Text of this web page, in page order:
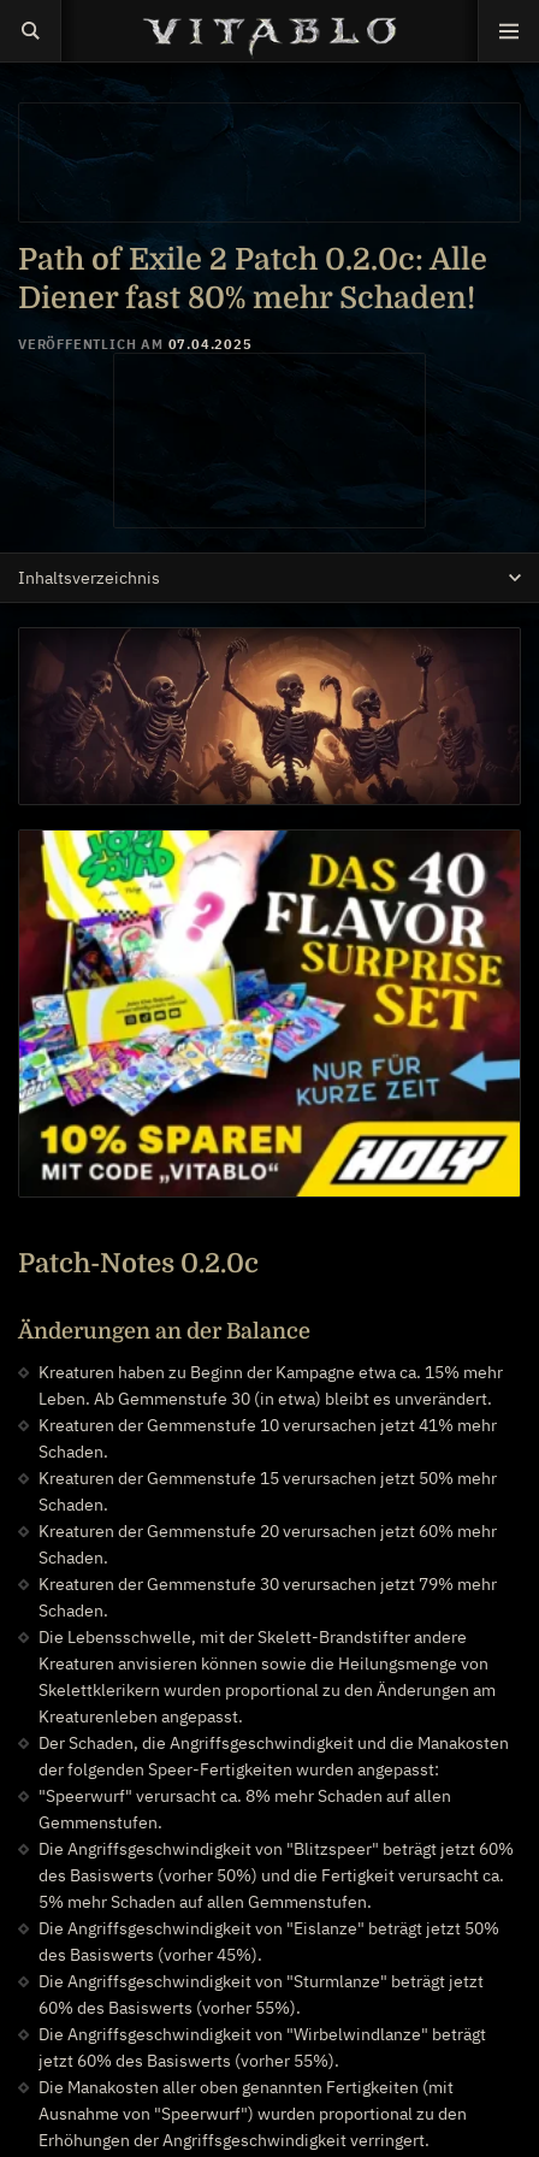
Path of Exile 2 Patch 0.2.0c: Alle
Diener fast 80% mehr Schaden!
VERÖFFENTLICH AM 07.04.2025
Patch-Notes 0.2.0c
Änderungen an der Balance
Kreaturen haben zu Beginn der Kampagne etwa ca. 15% mehr
Leben. Ab Gemmenstufe 30 (in etwa) bleibt es unverändert.
Kreaturen der Gemmenstufe 10 verursachen jetzt 41% mehr
Schaden.
Kreaturen der Gemmenstufe 15 verursachen jetzt 50% mehr
Schaden.
Kreaturen der Gemmenstufe 20 verursachen jetzt 60% mehr
Schaden.
Kreaturen der Gemmenstufe 30 verursachen jetzt 79% mehr
Schaden.
Die Lebensschwelle, mit der Skelett-Brandstifter andere
Kreaturen anvisieren können sowie die Heilungsmenge von
Skelettklerikern wurden proportional zu den Änderungen am
Kreaturenleben angepasst.
Der Schaden, die Angriffsgeschwindigkeit und die Manakosten
der folgenden Speer-Fertigkeiten wurden angepasst:
"Speerwurf" verursacht ca. 8% mehr Schaden auf allen
Gemmenstufen.
Die Angriffsgeschwindigkeit von "Blitzspeer" beträgt jetzt 60%
des Basiswerts (vorher 50%) und die Fertigkeit verursacht ca.
5% mehr Schaden auf allen Gemmenstufen.
Die Angriffsgeschwindigkeit von "Eislanze" beträgt jetzt 50%
des Basiswerts (vorher 45%).
Die Angriffsgeschwindigkeit von "Sturmlanze" beträgt jetzt
60% des Basiswerts (vorher 55%).
Die Angriffsgeschwindigkeit von "Wirbelwindlanze" beträgt
jetzt 60% des Basiswerts (vorher 55%).
Die Manakosten aller oben genannten Fertigkeiten (mit
Ausnahme von "Speerwurf") wurden proportional zu den
Erhöhungen der Angriffsgeschwindigkeit verringert.